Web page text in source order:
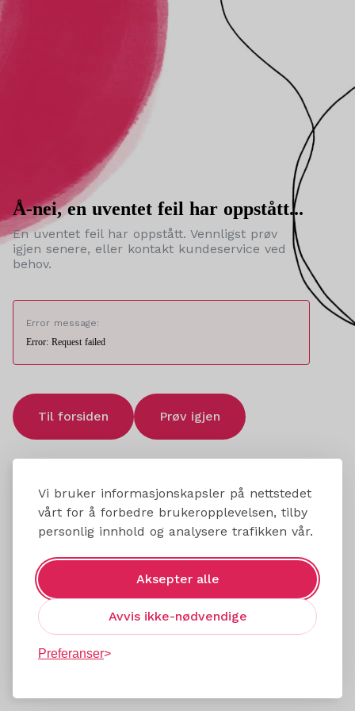
Vi bruker informasjonskapsler på nettstedet
vårt for å forbedre brukeropplevelsen, tilby
personlig innhold og analysere trafikken vår.
Aksepter alle
Avvis ikke-nødvendige
Preferanser
Å-nei, en uventet feil har oppstått...
En uventet feil har oppstått. Vennligst prøv
igjen senere, eller kontakt kundeservice ved
behov.
Error message:
Error: Request failed
Til forsiden Prøv igjen